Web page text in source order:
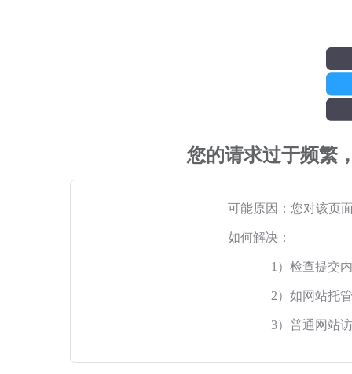
您的请求过于频繁
可能原因：您对该页
如何解决：
1）检查提交
2）如网站托
3）普通网站